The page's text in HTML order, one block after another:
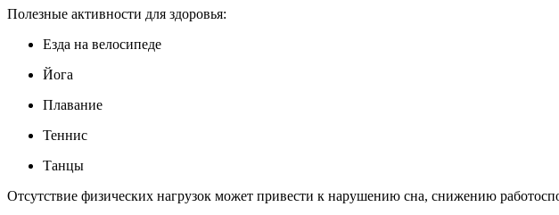
Полезные активности для здоровья:
Езда на велосипеде
Йога
Плавание
Теннис
Танцы
Отсутствие физических нагрузок может привести к нарушению сна, снижению